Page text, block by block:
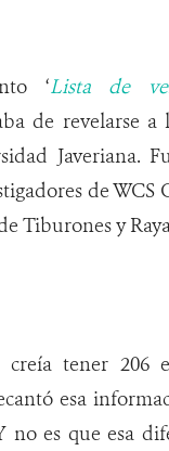
‘Lista de
de revelarse
Javeriana.
de WCS
Tiburones y
tener 206
esa
no es que esa